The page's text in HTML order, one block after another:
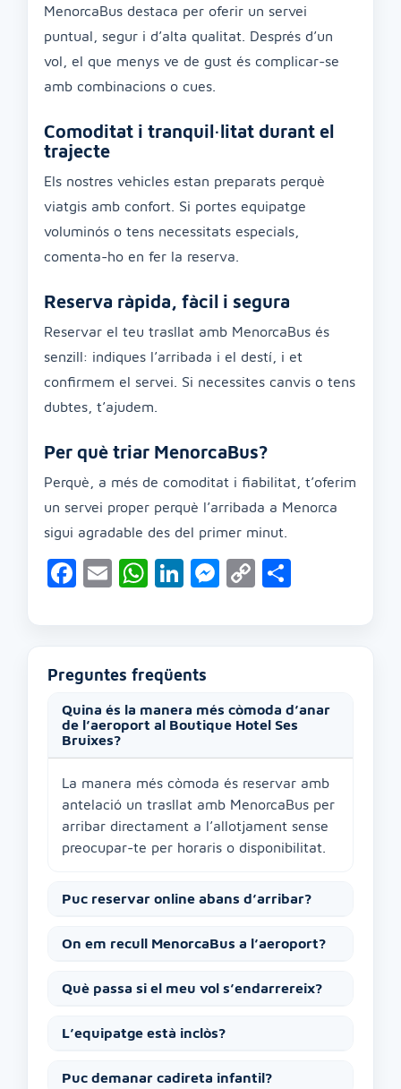
MenorcaBus destaca per oferir un servei
puntual, segur i d’alta qualitat. Després d’un
vol, el que menys ve de gust és complicar-se
amb combinacions o cues.
Comoditat i tranquil·litat durant el
trajecte
Els nostres vehicles estan preparats perquè
viatgis amb confort. Si portes equipatge
voluminós o tens necessitats especials,
comenta-ho en fer la reserva.
Reserva ràpida, fàcil i segura
Reservar el teu trasllat amb MenorcaBus és
senzill: indiques l’arribada i el destí, i et
confirmem el servei. Si necessites canvis o tens
dubtes, t’ajudem.
Per què triar MenorcaBus?
Perquè, a més de comoditat i fiabilitat, t’oferim
un servei proper perquè l’arribada a Menorca
sigui agradable des del primer minut.
Facebook
EmailWhatsApp
LinkedIn
Messenger
Copy
Preguntes freqüents
Quina és la manera més còmoda d’anar
de l’aeroport al Boutique Hotel Ses
Bruixes?
La manera més còmoda és reservar amb
antelació un trasllat amb MenorcaBus per
arribar directament a l’allotjament sense
preocupar-te per horaris o disponibilitat.
Puc reservar online abans d’arribar?
On em recull MenorcaBus a l’aeroport?
Què passa si el meu vol s’endarrereix?
L’equipatge està inclòs?
Puc demanar cadireta infantil?